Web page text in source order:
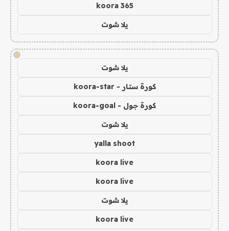
koora 365
يلا شوت
!
يلا شوت
كورة ستار - koora-star
كورة جول - koora-goal
يلا شوت
yalla shoot
koora live
koora live
يلا شوت
koora live